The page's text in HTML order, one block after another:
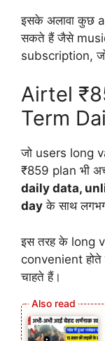
इसके अलावा कुछ
सकते हैं जैसे
subscription,
Airtel
Term
जो users long
₹859 plan भी
daily data,
day के साथ
इस तरह के long
convenient होते
चाहते हैं।